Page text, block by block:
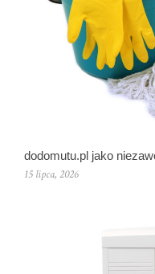
dodomutu.pl jako
15 lipca, 2026